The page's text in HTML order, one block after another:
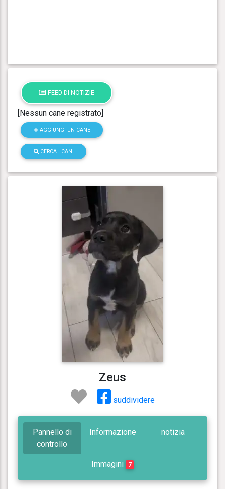
FEED DI NOTIZIE
[Nessun cane registrato]
AGGIUNGI UN CANE
CERCA I CANI
Zeus
suddividere
Pannello di
controllo
Informazione notizia
Immagini 7